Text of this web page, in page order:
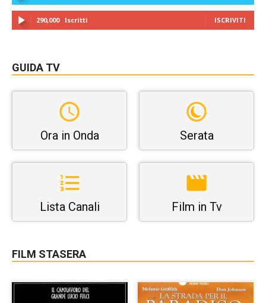
290,000 Iscritti ISCRIVITI
GUIDA TV
Ora in Onda Serata
Lista Canali Film in Tv
FILM STASERA